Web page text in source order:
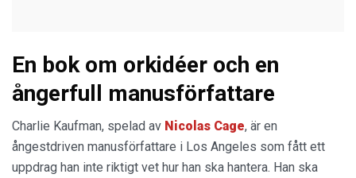
En bok om orkidéer och en
ångerfull manusförfattare
Charlie Kaufman, spelad av Nicolas Cage, är en
ångestdriven manusförfattare i Los Angeles som fått ett
uppdrag han inte riktigt vet hur han ska hantera. Han ska